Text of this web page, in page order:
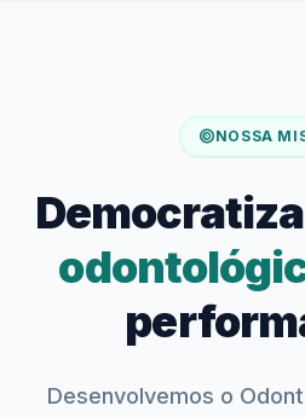
NOSSA
Desenvolvemos o